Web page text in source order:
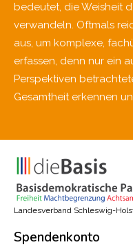
bedeutet, die Weisheit
verwandeln. Oftmals
aus, um komplexe,
erfassen, denn nur ein
Perspektiven
Gesamtheit erkennen
Landesverband Schleswig-
Spendenkonto